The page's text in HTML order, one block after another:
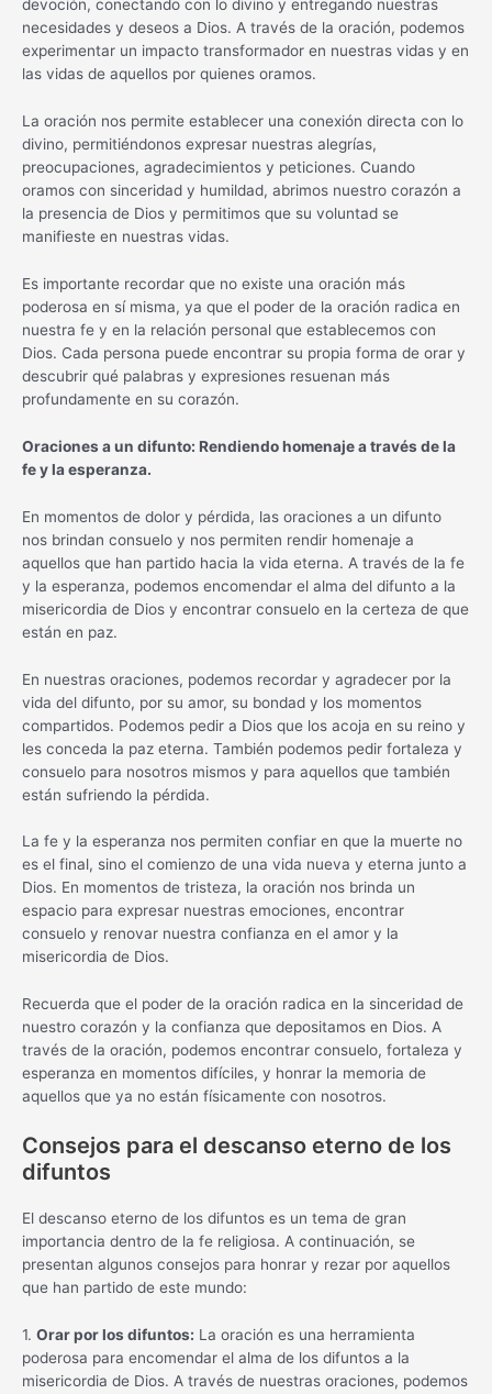
devoción, conectando con lo divino y entregando nuestras
necesidades y deseos a Dios. A través de la oración, podemos
experimentar un impacto transformador en nuestras vidas y en
las vidas de aquellos por quienes oramos.
La oración nos permite establecer una conexión directa con lo
divino, permitiéndonos expresar nuestras alegrías,
preocupaciones, agradecimientos y peticiones. Cuando
oramos con sinceridad y humildad, abrimos nuestro corazón a
la presencia de Dios y permitimos que su voluntad se
manifieste en nuestras vidas.
Es importante recordar que no existe una oración más
poderosa en sí misma, ya que el poder de la oración radica en
nuestra fe y en la relación personal que establecemos con
Dios. Cada persona puede encontrar su propia forma de orar y
descubrir qué palabras y expresiones resuenan más
profundamente en su corazón.
Oraciones a un difunto: Rendiendo homenaje a través de la
fe y la esperanza.
En momentos de dolor y pérdida, las oraciones a un difunto
nos brindan consuelo y nos permiten rendir homenaje a
aquellos que han partido hacia la vida eterna. A través de la fe
y la esperanza, podemos encomendar el alma del difunto a la
misericordia de Dios y encontrar consuelo en la certeza de que
están en paz.
En nuestras oraciones, podemos recordar y agradecer por la
vida del difunto, por su amor, su bondad y los momentos
compartidos. Podemos pedir a Dios que los acoja en su reino y
les conceda la paz eterna. También podemos pedir fortaleza y
consuelo para nosotros mismos y para aquellos que también
están sufriendo la pérdida.
La fe y la esperanza nos permiten confiar en que la muerte no
es el final, sino el comienzo de una vida nueva y eterna junto a
Dios. En momentos de tristeza, la oración nos brinda un
espacio para expresar nuestras emociones, encontrar
consuelo y renovar nuestra confianza en el amor y la
misericordia de Dios.
Recuerda que el poder de la oración radica en la sinceridad de
nuestro corazón y la confianza que depositamos en Dios. A
través de la oración, podemos encontrar consuelo, fortaleza y
esperanza en momentos difíciles, y honrar la memoria de
aquellos que ya no están físicamente con nosotros.
Consejos para el descanso eterno de los
difuntos
El descanso eterno de los difuntos es un tema de gran
importancia dentro de la fe religiosa. A continuación, se
presentan algunos consejos para honrar y rezar por aquellos
que han partido de este mundo:
1. Orar por los difuntos: La oración es una herramienta
poderosa para encomendar el alma de los difuntos a la
misericordia de Dios. A través de nuestras oraciones, podemos